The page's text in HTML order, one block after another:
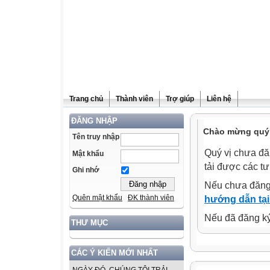
Trang chủ Thành viên Trợ giúp Liên hệ
ĐĂNG NHẬP
Tên truy nhập
Mật khẩu
Ghi nhớ
Quên mật khẩu ĐK thành viên
THƯ MỤC
CÁC Ý KIẾN MỚI NHẤT
Chào mừng
Quý vị chưa
tải được các
Nếu chưa
hướng dẫn
Nếu đã đăng